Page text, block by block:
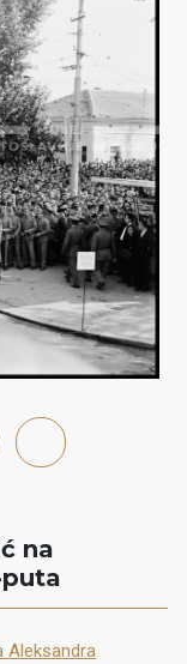
na
Aleksandra